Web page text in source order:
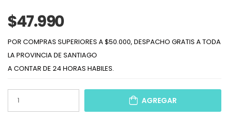
$47.990
POR COMPRAS SUPERIORES A $50.000, DESPACHO GRATIS A TODA
LA PROVINCIA DE SANTIAGO
A CONTAR DE 24 HORAS HABILES.
AGREGAR